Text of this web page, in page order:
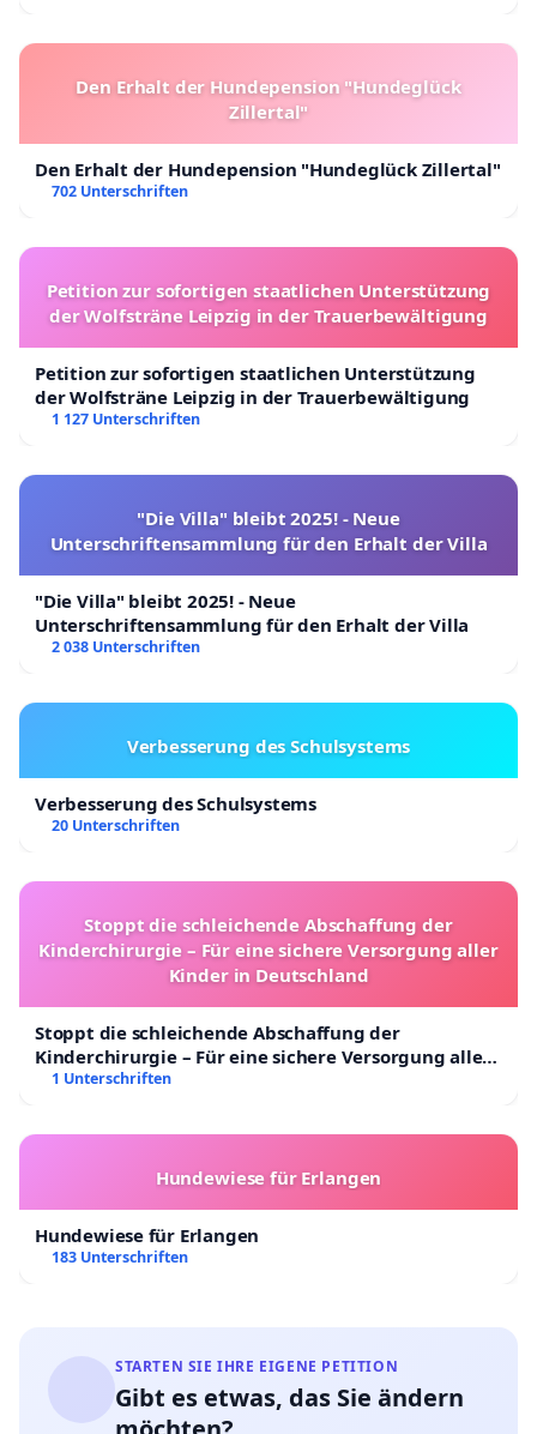
Den Erhalt der Hundepension "Hundeglück
Zillertal"
Den Erhalt der Hundepension "Hundeglück Zillertal"
702 Unterschriften
Petition zur sofortigen staatlichen Unterstützung
der Wolfsträne Leipzig in der Trauerbewältigung
Petition zur sofortigen staatlichen Unterstützung
der Wolfsträne Leipzig in der Trauerbewältigung
1 127 Unterschriften
"Die Villa" bleibt 2025! - Neue
Unterschriftensammlung für den Erhalt der Villa
"Die Villa" bleibt 2025! - Neue
Unterschriftensammlung für den Erhalt der Villa
2 038 Unterschriften
Verbesserung des Schulsystems
Verbesserung des Schulsystems
20 Unterschriften
Stoppt die schleichende Abschaffung der
Kinderchirurgie – Für eine sichere Versorgung aller
Kinder in Deutschland
Stoppt die schleichende Abschaffung der
Kinderchirurgie – Für eine sichere Versorgung aller
Kinder in Deutschland
1 Unterschriften
Hundewiese für Erlangen
Hundewiese für Erlangen
183 Unterschriften
STARTEN SIE IHRE EIGENE PETITION
Gibt es etwas, das Sie ändern